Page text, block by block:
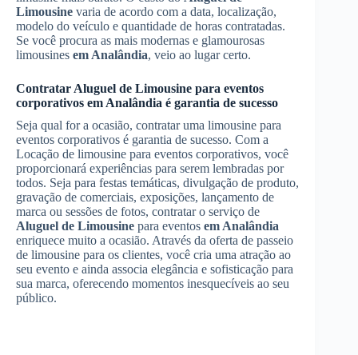
Limousine varia de acordo com a data, localização,
modelo do veículo e quantidade de horas contratadas.
Se você procura as mais modernas e glamourosas
limousines em Analândia, veio ao lugar certo.
Contratar Aluguel de Limousine para eventos
corporativos em Analândia é garantia de sucesso
Seja qual for a ocasião, contratar uma limousine para
eventos corporativos é garantia de sucesso. Com a
Locação de limousine para eventos corporativos, você
proporcionará experiências para serem lembradas por
todos. Seja para festas temáticas, divulgação de produto,
gravação de comerciais, exposições, lançamento de
marca ou sessões de fotos, contratar o serviço de
Aluguel de Limousine para eventos em Analândia
enriquece muito a ocasião. Através da oferta de passeio
de limousine para os clientes, você cria uma atração ao
seu evento e ainda associa elegância e sofisticação para
sua marca, oferecendo momentos inesquecíveis ao seu
público.